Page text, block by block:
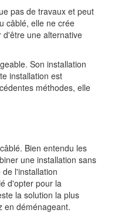
pas de travaux et peut
câblé, elle ne crée
d'être une alternative
Son installation
installation est
méthodes, elle
Bien entendu les
une installation sans
l'installation
d'opter pour la
la solution la plus
en déménageant.